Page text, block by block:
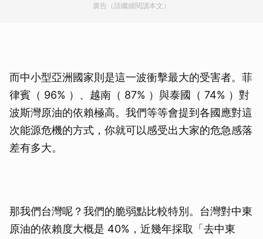
廣告（請繼續閱讀本文）
而中小型亞洲國家則是這一波衝擊最大的受害者。菲
律賓（ 96% ）、越南（ 87% ）與泰國（ 74% ）對
波斯灣原油的依賴極高。我們等等會提到各國應對這
次能源危機的方式，你就可以感受出大家的危急感落
差有多大。
那我們台灣呢？我們的脆弱點比較特別。台灣對中東
原油的依賴度大概是 40%，近幾年採取「去中東